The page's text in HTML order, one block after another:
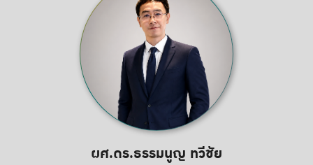
ผศ.ดร.ธรรมนูญ ทวีชัย